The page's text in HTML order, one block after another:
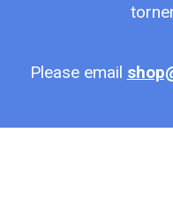
Please email